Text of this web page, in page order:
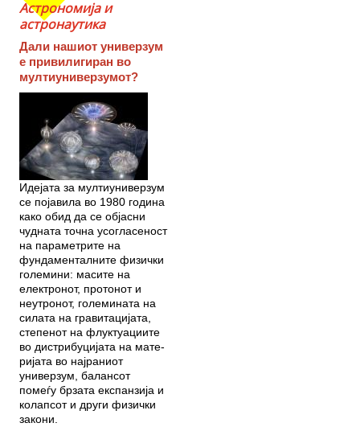
Астрономија и
астронаутика
Дали нашиот универзум
е привилигиран во
мултиуниверзумот?
Идејата за мултиуниверзум
се поја­вила во 1980 година
како обид да се објас­ни
чудната точна усогласеност
на пара­мет­рите на
фундаменталните фи­зич­ки
голе­мини: масите на
електронот, протонот и
неутронот, големината на
силата на грави­тацијата,
степенот на флуктуациите
во дистрибуцијата на ма­те­
ри­јата во најра­ниот
универзум, ба­ланс­от
помеѓу брзата екс­панзија и
ко­лап­сот и други физички
за­кони.